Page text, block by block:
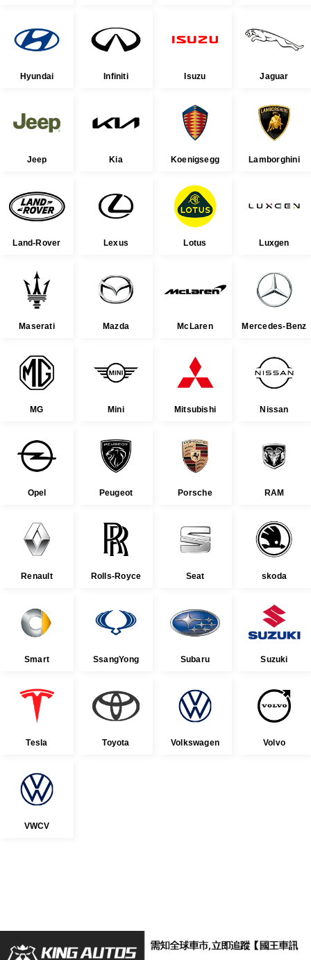
Hyundai Infiniti Isuzu Jaguar
Jeep Kia Koenigsegg Lamborghini
Land-Rover Lexus Lotus Luxgen
Maserati Mazda McLaren Mercedes-Benz
MG Mini Mitsubishi Nissan
Opel Peugeot Porsche RAM
Renault Rolls-Royce Seat skoda
Smart SsangYong Subaru Suzuki
Tesla Toyota Volkswagen Volvo
VWCV